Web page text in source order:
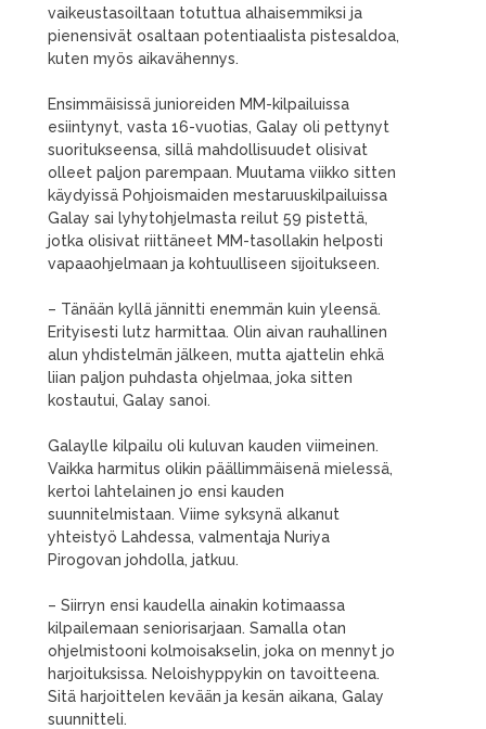
vaikeustasoiltaan totuttua alhaisemmiksi ja
pienensivät osaltaan potentiaalista pistesaldoa,
kuten myös aikavähennys.
Ensimmäisissä junioreiden MM-kilpailuissa
esiintynyt, vasta 16-vuotias, Galay oli pettynyt
suoritukseensa, sillä mahdollisuudet olisivat
olleet paljon parempaan. Muutama viikko sitten
käydyissä Pohjoismaiden mestaruuskilpailuissa
Galay sai lyhytohjelmasta reilut 59 pistettä,
jotka olisivat riittäneet MM-tasollakin helposti
vapaaohjelmaan ja kohtuulliseen sijoitukseen.
– Tänään kyllä jännitti enemmän kuin yleensä.
Erityisesti lutz harmittaa. Olin aivan rauhallinen
alun yhdistelmän jälkeen, mutta ajattelin ehkä
liian paljon puhdasta ohjelmaa, joka sitten
kostautui, Galay sanoi.
Galaylle kilpailu oli kuluvan kauden viimeinen.
Vaikka harmitus olikin päällimmäisenä mielessä,
kertoi lahtelainen jo ensi kauden
suunnitelmistaan. Viime syksynä alkanut
yhteistyö Lahdessa, valmentaja Nuriya
Pirogovan johdolla, jatkuu.
– Siirryn ensi kaudella ainakin kotimaassa
kilpailemaan seniorisarjaan. Samalla otan
ohjelmistooni kolmoisakselin, joka on mennyt jo
harjoituksissa. Neloishyppykin on tavoitteena.
Sitä harjoittelen kevään ja kesän aikana, Galay
suunnitteli.